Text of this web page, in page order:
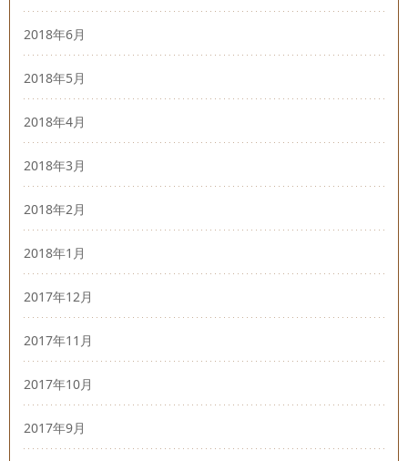
2018年6月
2018年5月
2018年4月
2018年3月
2018年2月
2018年1月
2017年12月
2017年11月
2017年10月
2017年9月